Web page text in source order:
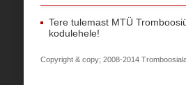
Tere tulemast MTÜ
kodulehele!
Copyright & copy; 2008-2014